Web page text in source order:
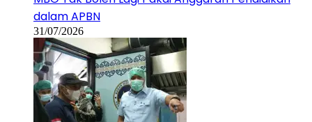
dalam APBN
31/07/2026